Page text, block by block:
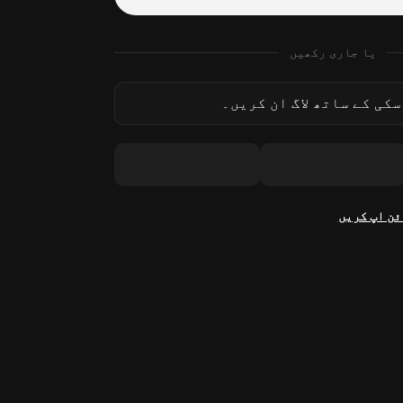
یا جاری رکھیں
کے ساتھ لاگ ان کریں۔
اپ کریں